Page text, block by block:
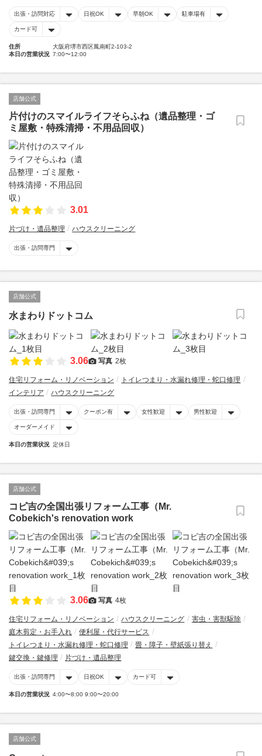
出張・訪問対応 日祝OK 早朝OK 駐車場有
カード可
住所
大阪府堺市西区鳳南町2-103-2
本日の営業状況 7:00〜12:00
店舗公式
片付けのスマイルライフそらふね（遺品整理・ゴ
ミ屋敷・特殊清掃・不用品回収）
3.01
片づけ・遺品整理 ハウスクリーニング
出張・訪問専門
店舗公式
水まわりドットコム
3.06 写真 2枚
住宅リフォーム・リノベーション
トイレつまり・水漏れ修理・蛇口修理
インテリア
ハウスクリーニング
出張・訪問専門 クーポン有 女性歓迎 男性歓迎
オーダーメイド
本日の営業状況 定休日
店舗公式
コビ吉の全国出張リフォーム工事（Mr.
Cobekich's renovation work
3.06 写真 4枚
住宅リフォーム・リノベーション ハウスクリーニング
害虫・害獣駆除
庭木剪定・お手入れ
便利屋・代行サービス
トイレつまり・水漏れ修理・蛇口修理
畳・障子・壁紙張り替え
鍵交換・鍵修理
片づけ・遺品整理
出張・訪問専門 日祝OK カード可
本日の営業状況 4:00〜8:00 9:00〜20:00
店舗公式